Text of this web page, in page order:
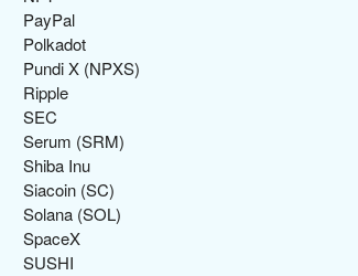
PayPal
Polkadot
Pundi X (NPXS)
Ripple
SEC
Serum (SRM)
Shiba Inu
Siacoin (SC)
Solana (SOL)
SpaceX
SUSHI